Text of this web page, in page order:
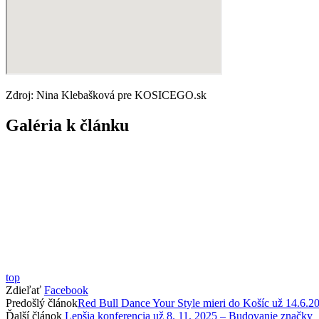
Zdroj: Nina Klebašková pre KOSICEGO.sk
Galéria k článku
top
Zdieľať Facebook
Predošlý článokRed Bull Dance Your Style mieri do Košíc už
Ďalší článok Lepšia konferencia už 8. 11. 2025 – Budovanie značky